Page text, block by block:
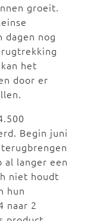
groeit.
dagen nog
het
door er
Begin juni
al langer een
niet houdt
hun
naar 2